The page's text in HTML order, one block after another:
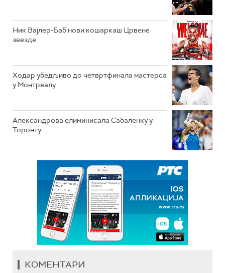
Ник Вајлер-Баб нови кошаркаш Црвене
звезде
Ходар убедљиво до четвртфинала мастерса
у Монтреалу
Александрова елиминисала Сабаленку у
Торонту
КОМЕНТАРИ